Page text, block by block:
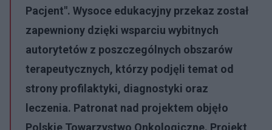
Pacjent". Wysoce edukacyjny przekaz został
zapewniony dzięki wsparciu wybitnych
autorytetów z poszczególnych obszarów
terapeutycznych, którzy podjęli temat od
strony profilaktyki, diagnostyki oraz
leczenia. Patronat nad projektem objęło
Polskie Towarzystwo Onkologiczne. Projekt